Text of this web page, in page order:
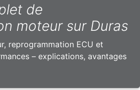
de
moteur sur Duras
reprogrammation ECU et
– explications, avantages